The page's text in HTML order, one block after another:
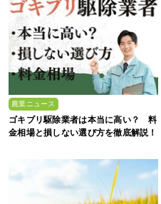
農業ニュース
ゴキブリ駆除業者は本当に高い？ 料
金相場と損しない選び方を徹底解説！